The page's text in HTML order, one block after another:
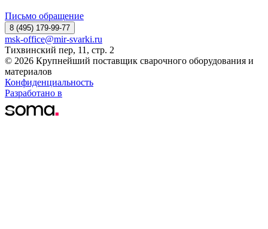
Письмо обращение
8 (495) 179-99-77
msk-office@mir-svarki.ru
Тихвинский пер, 11, стр. 2
© 2026 Крупнейший поставщик сварочного оборудования и
материалов
Конфиденциальность
Разработано в